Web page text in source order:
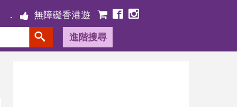
無障礙香港遊
進階搜尋